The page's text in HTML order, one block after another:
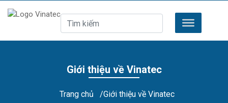
Giới thiệu về Vinatec
Trang chủ /Giới thiệu về Vinatec